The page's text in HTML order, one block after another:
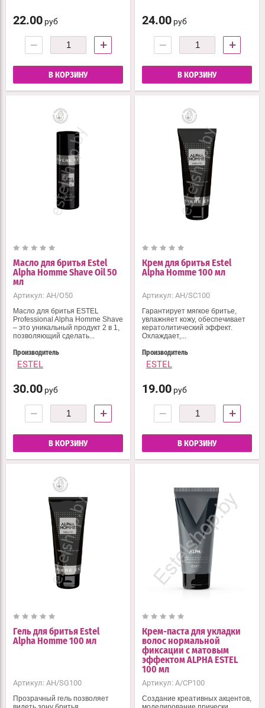
22.00 руб
− +
В КОРЗИНУ
24.00 руб
− +
В КОРЗИНУ
Масло для бритья Estel
Alpha Homme Shave Oil 50
мл
Артикул: AH/O50
Масло для бритья ESTEL
Professional Alpha Homme Shave
– это уникальный продукт 2 в 1,
позволяющий сделать...
Производитель
ESTEL
30.00 руб
− +
В КОРЗИНУ
Крем для бритья Estel
Alpha Homme 100 мл
Артикул: AH/SC100
Гарантирует мягкое бритье,
увлажняет кожу, обеспечивает
кератолитический эффект.
Охлаждает,...
Производитель
ESTEL
19.00 руб
− +
В КОРЗИНУ
Гель для бритья Estel
Alpha Homme 100 мл
Артикул: AH/SG100
Прозрачный гель позволяет
Крем-паста для укладки
волос нормальной
фиксации с матовым
эффектом ALPHA ESTEL
100 мл
Артикул: A/CP100
Создание креативных акцентов,